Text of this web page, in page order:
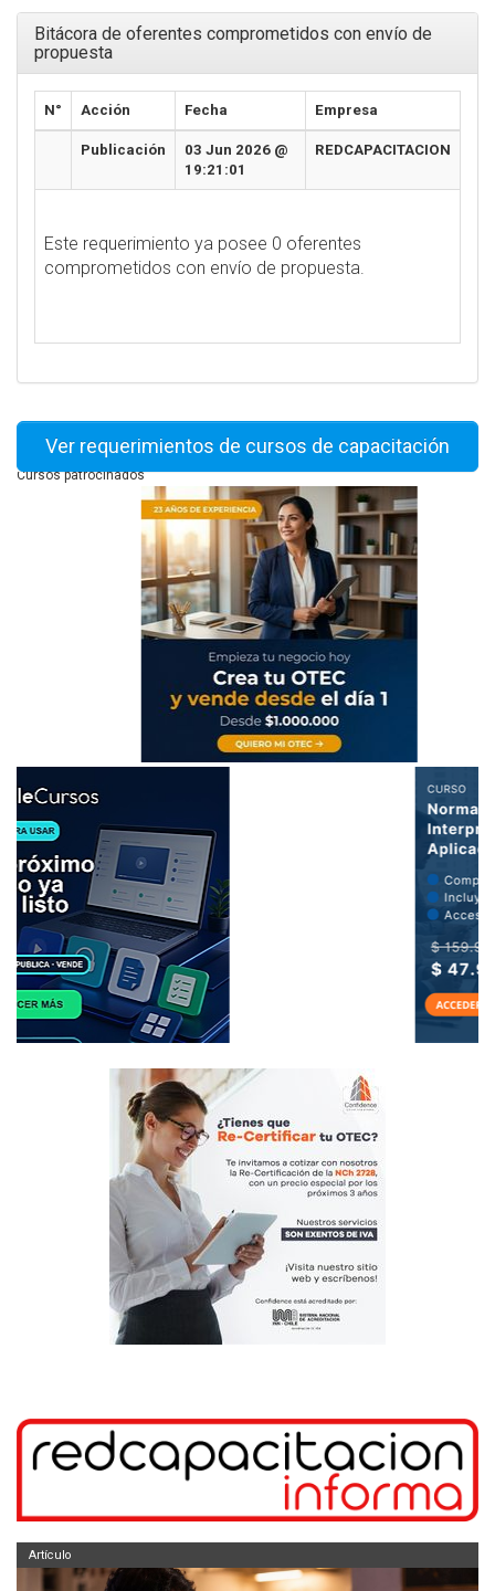
Bitácora de oferentes comprometidos con envío de
propuesta
N° Acción Fecha Empresa
Publicación
03 Jun 2026 @
19:21:01
REDCAPACITACION
Este requerimiento ya posee 0 oferentes
comprometidos con envío de propuesta.
Ver requerimientos de cursos de capacitación
Cursos patrocinados
Artículo